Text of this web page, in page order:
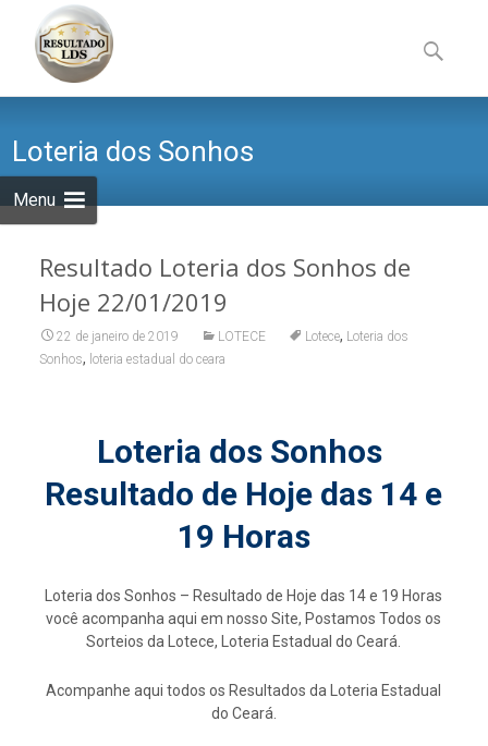
Menu
to
content
por:
Loteria dos Sonhos
Resultado Loteria dos Sonhos de
Hoje 22/01/2019
22 de janeiro de 2019 LOTECE Lotece, Loteria dos
Sonhos, loteria estadual do ceara
Loteria dos Sonhos
Resultado de Hoje das 14 e
19 Horas
Loteria dos Sonhos – Resultado de Hoje das 14 e 19 Horas
você acompanha aqui em nosso Site, Postamos Todos os
Sorteios da Lotece, Loteria Estadual do Ceará.
Acompanhe aqui todos os Resultados da Loteria Estadual
do Ceará.